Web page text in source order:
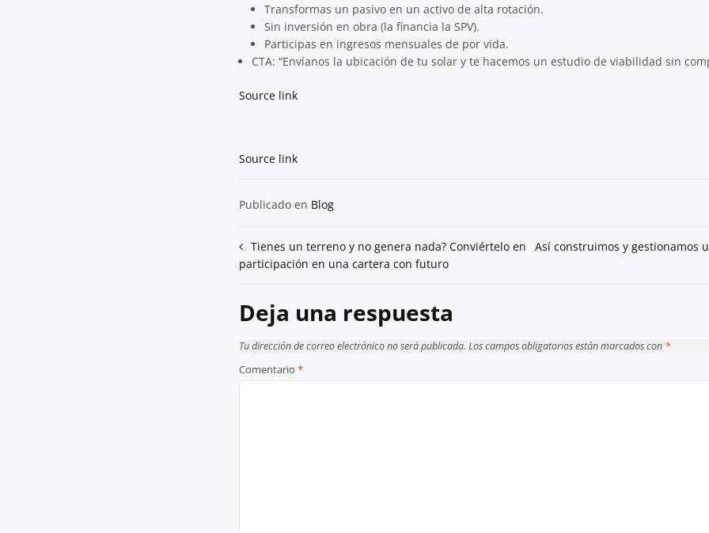
Transformas un pasivo en un activo de alta rotación.
Sin inversión en obra (la financia la SPV).
Participas en ingresos mensuales de por vida.
CTA: “Envíanos la ubicación de tu solar y te hacemos un estudio de viabilidad sin
Source link
Source link
Publicado en Blog
Navegación
de
entradas
Tienes un terreno y no genera nada? Conviértelo en
participación en una cartera con futuro
Así construimos y gestionamos
Deja una respuesta
Tu dirección de correo electrónico no será publicada. Los campos obligatorios están marcados con *
Comentario *